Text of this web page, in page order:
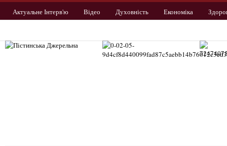
Актуальне Інтерв'ю
Відео Духовність Економіка